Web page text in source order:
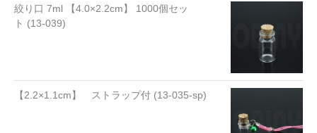
絞り口 7ml 【4.0×2.2cm】 1000個セッ
ト (13-039)
【2.2×1.1cm】 ストラップ付 (13-035-sp)